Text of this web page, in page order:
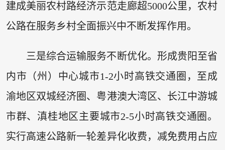
建成美丽农村路经济示范走廊超5000公里，农村
公路在服务乡村全面振兴中不断发挥作用。
三是综合运输服务不断优化。形成贵阳至省
内市（州）中心城市1-2小时高铁交通圈，至成
渝地区双城经济圈、粤港澳大湾区、长江中游城
市群、滇桂地区主要城市2-5小时高铁交通圈。
实行高速公路新一轮差异化收费，减免费用占应